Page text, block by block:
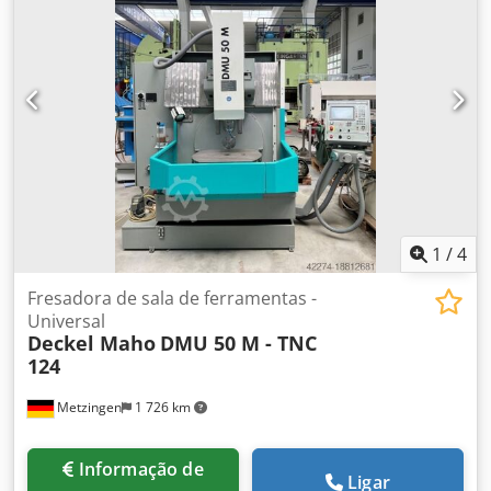
COM FIOS DE 0,05 E 0,07 MM Codpoy Twkaofx Aikjrf FAIXA
DE FIO PERMITIDA 0,05-0,33 MM GERADOR AGIEVISION 5
MÓDULO SUPERFINISH ACABAMENTOS ATÉ 0,05 Ra
ALTURA DE RE.ENFIAMENTO 220 MM BOBINAS ATÉ 8 KG
AMPLA SELEÇÃO DE TECNOLOGIAS PARA OS
MATERIAIS/PEÇAS MAIS COMUNS POSSIBILIDADE DE TEST
1 /4
Metzingen 1 726 km
Fresadora de sala de ferramentas -
Universal
Deckel Maho DMU 50 M - TNC
124
Ligar